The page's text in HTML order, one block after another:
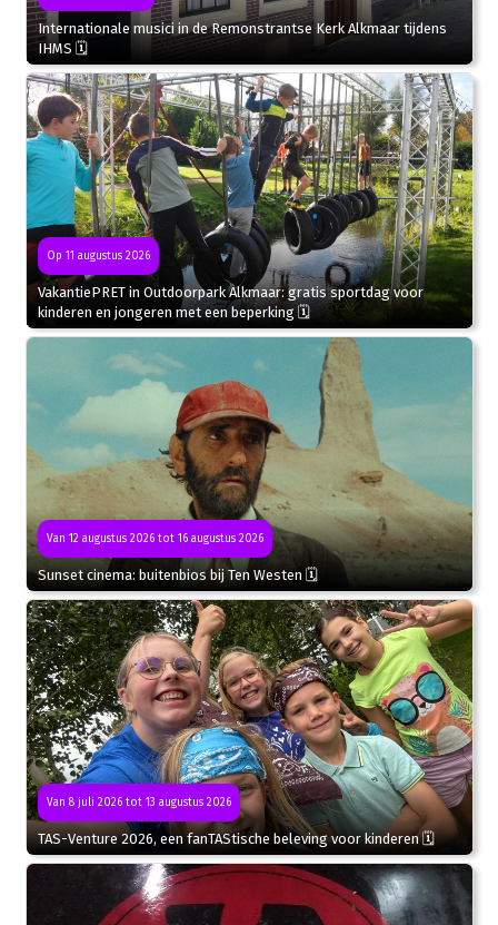
Internationale musici in de Remonstrantse Kerk Alkmaar tijdens
IHMS 🗓
Op 11 augustus 2026
VakantiePRET in Outdoorpark Alkmaar: gratis sportdag voor
kinderen en jongeren met een beperking 🗓
Van 12 augustus 2026 tot 16 augustus 2026
Sunset cinema: buitenbios bij Ten Westen 🗓
Van 8 juli 2026 tot 13 augustus 2026
TAS-Venture 2026, een fanTAStische beleving voor kinderen 🗓